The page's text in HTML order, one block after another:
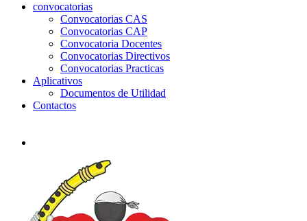
convocatorias
Convocatorias CAS
Convocatorias CAP
Convocatoria Docentes
Convocatorias Directivos
Convocatorias Practicas
Aplicativos
Documentos de Utilidad
Contactos